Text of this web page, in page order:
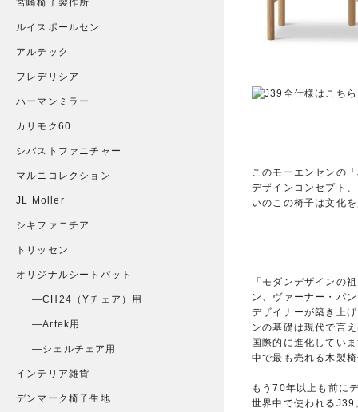
このモーエンセンの
デザインコンセプト
いのこの椅子は文化
「モダンデザインの
ン、ヴァーナー・パ
デザイナーが築き上
ンの基礎は現代で言
国際的に進化してい
中で最も売れる木製
もう70年以上も前に
世界中で使われるJ39
宮崎椅子製作所
ルイスポールセン
アルテック
フレデリシア
ハーマンミラー
カリモク60
シバストファニチャー
マルニコレクション
JL Moller
シキファニチア
トリッセン
オリジナルシートパット
CH24（Yチェア）用
Artek用
シェルチェア用
インテリア雑貨
デンマーク椅子生地